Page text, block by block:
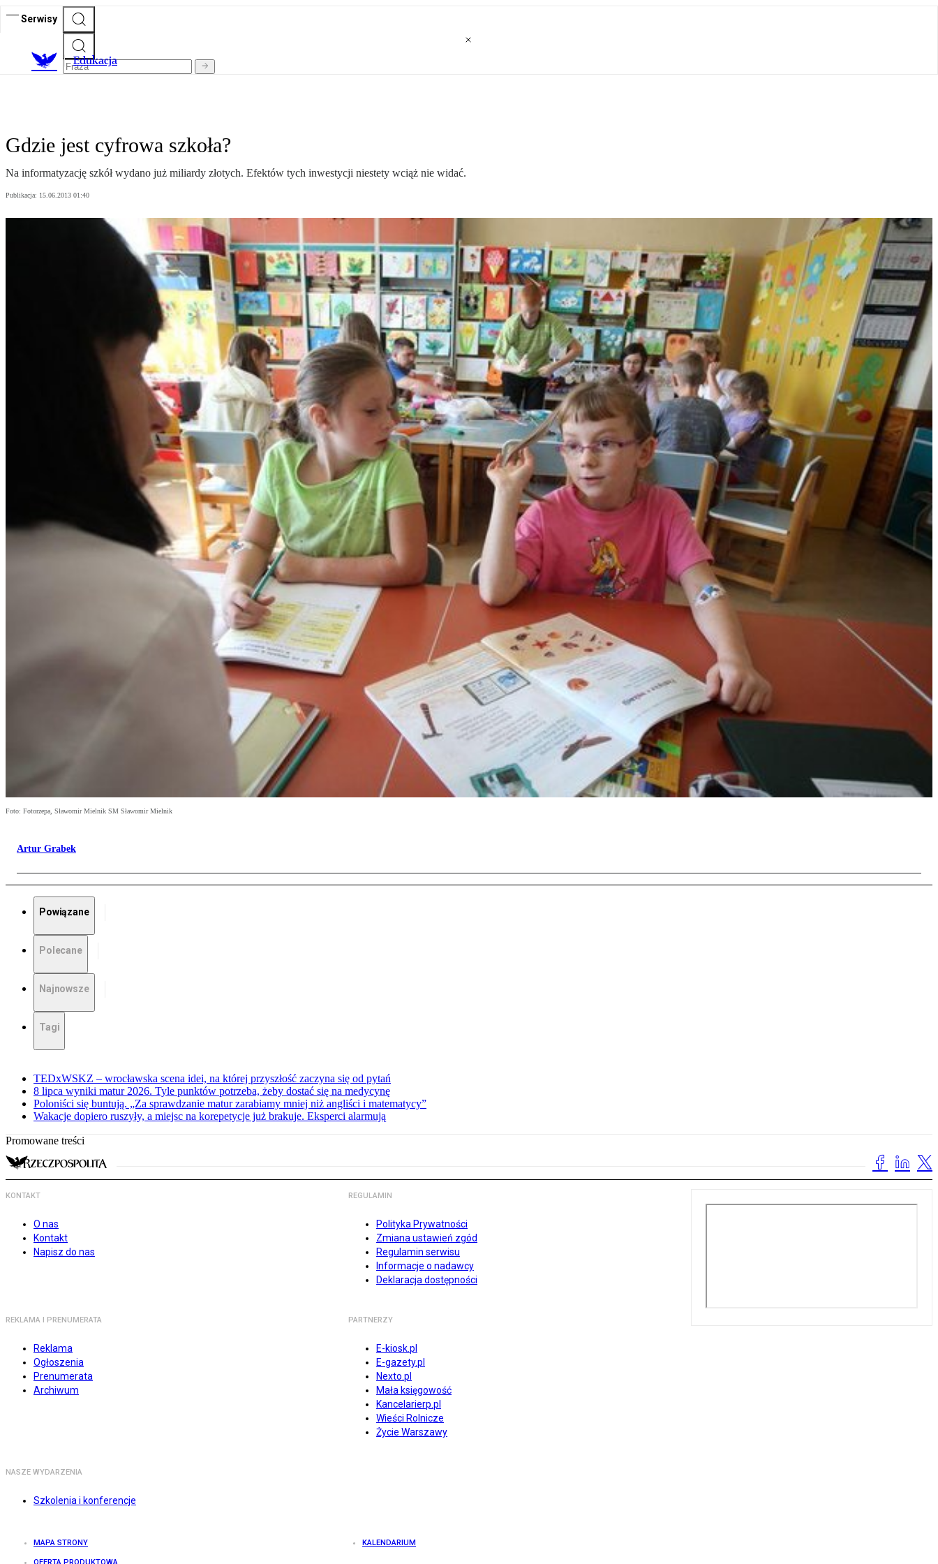
Serwisy
Edukacja
Gdzie jest cyfrowa szkoła?
Na informatyzację szkół wydano już miliardy złotych. Efektów tych inwestycji niestety wciąż nie widać.
Publikacja: 15.06.2013 01:40
Foto: Fotorzepa, Sławomir Mielnik SM Sławomir Mielnik
Artur Grabek
Powiązane
Polecane
Najnowsze
Tagi
TEDxWSKZ – wrocławska scena idei, na której przyszłość zaczyna się od pytań
8 lipca wyniki matur 2026. Tyle punktów potrzeba, żeby dostać się na medycynę
Poloniści się buntują. „Za sprawdzanie matur zarabiamy mniej niż angliści i matematycy”
Wakacje dopiero ruszyły, a miejsc na korepetycje już brakuje. Eksperci alarmują
Promowane treści
KONTAKT
O nas
Kontakt
Napisz do nas
REGULAMIN
Polityka Prywatności
Zmiana ustawień zgód
Regulamin serwisu
Informacje o nadawcy
Deklaracja dostępności
REKLAMA I PRENUMERATA
Reklama
Ogłoszenia
Prenumerata
Archiwum
PARTNERZY
E-kiosk.pl
E-gazety.pl
Nexto.pl
Mała księgowość
Kancelarierp.pl
Wieści Rolnicze
Życie Warszawy
NASZE WYDARZENIA
Szkolenia i konferencje
MAPA STRONY KALENDARIUM